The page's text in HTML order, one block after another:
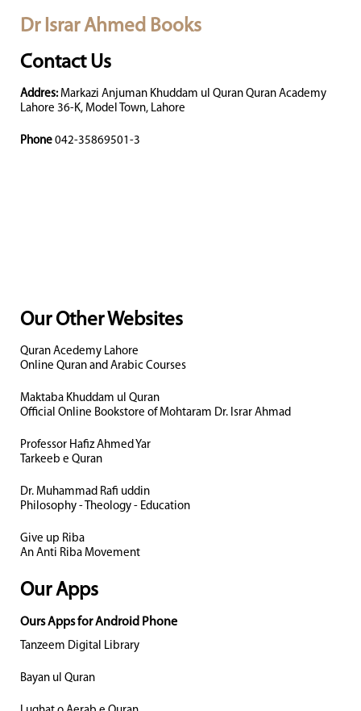
Dr Israr Ahmed Books
Contact Us
Addres: Markazi Anjuman Khuddam ul Quran Quran Academy
Lahore 36-K, Model Town, Lahore
Phone 042-35869501-3
Our Other Websites
Quran Acedemy Lahore
Online Quran and Arabic Courses
Maktaba Khuddam ul Quran
Official Online Bookstore of Mohtaram Dr. Israr Ahmad
Professor Hafiz Ahmed Yar
Tarkeeb e Quran
Dr. Muhammad Rafi uddin
Philosophy - Theology - Education
Give up Riba
An Anti Riba Movement
Our Apps
Ours Apps for Android Phone
Tanzeem Digital Library
Bayan ul Quran